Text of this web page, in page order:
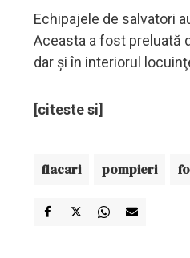
Echipajele de salvatori
Aceasta a fost preluată
dar şi în interiorul
[citeste si]
flacari pompieri